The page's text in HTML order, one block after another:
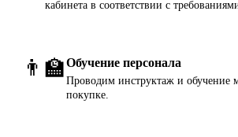
кабинета в соответствии с
👨‍🏫Обучение персонала
Проводим инструктаж и обучение
покупке.